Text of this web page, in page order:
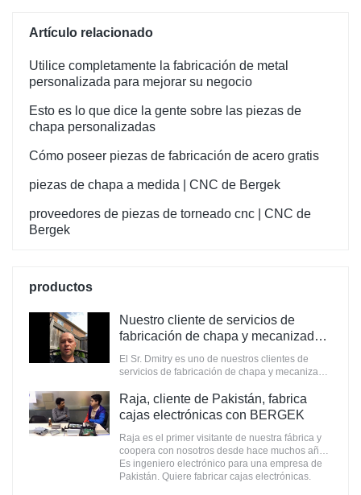
Artículo relacionado
Utilice completamente la fabricación de metal
personalizada para mejorar su negocio
Esto es lo que dice la gente sobre las piezas de
chapa personalizadas
Cómo poseer piezas de fabricación de acero gratis
piezas de chapa a medida | CNC de Bergek
proveedores de piezas de torneado cnc | CNC de
Bergek
productos
Nuestro cliente de servicios de
fabricación de chapa y mecanizado
CNC de Canadá
El Sr. Dmitry es uno de nuestros clientes de
servicios de fabricación de chapa y mecanizado
Raja, cliente de Pakistán, fabrica
cajas electrónicas con BERGEK
Raja es el primer visitante de nuestra fábrica y
coopera con nosotros desde hace muchos años.
Es ingeniero electrónico para una empresa de
Pakistán. Quiere fabricar cajas electrónicas.